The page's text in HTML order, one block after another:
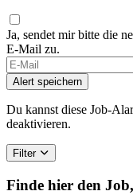
Ja, sendet mir bitte die
E-Mail zu.
Alert speichern
Du kannst diese Job-
deaktivieren.
Filter
Finde hier den